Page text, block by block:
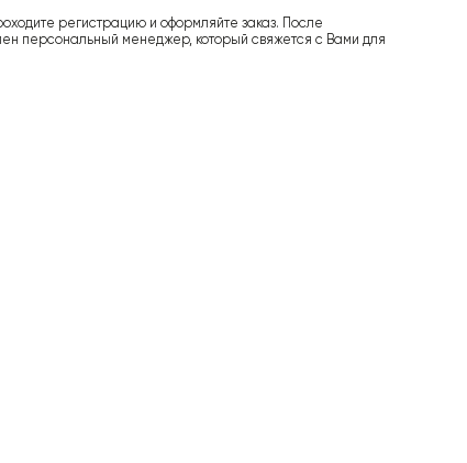
регистрацию и оформляйте заказ. После
персональный менеджер, который свяжется с Вами для